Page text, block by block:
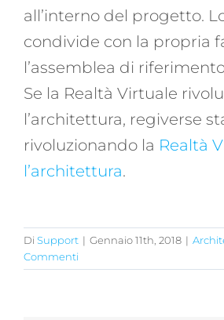
all’interno del progetto.
condivide con la propria
l’assemblea di
Se la Realtà Virtuale
l’architettura, regiverse
rivoluzionando la Realtà
l’architettura.
Di Support | Gennaio 11th, 2018 |
Commenti